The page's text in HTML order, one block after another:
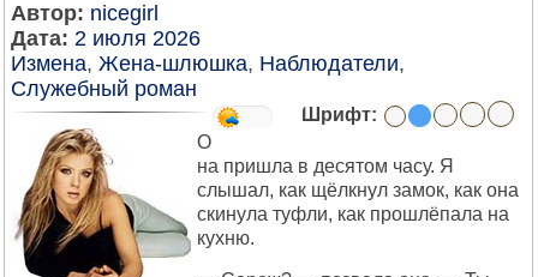
Автор: nicegirl
Дата: 2 июля 2026
Измена, Жена-шлюшка, Наблюдатели,
Служебный роман
Шрифт:
О
на пришла в десятом часу. Я
слышал, как щёлкнул замок, как она
скинула туфли, как прошлёпала на
кухню.